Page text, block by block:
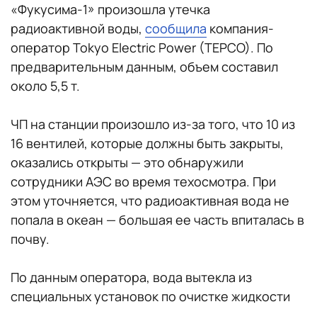
«Фукусима-1» произошла утечка
радиоактивной воды, сообщила компания-
оператор Tokyo Electric Power (TEPCO). По
предварительным данным, объем составил
около 5,5 т.
ЧП на станции произошло из-за того, что 10 из
16 вентилей, которые должны быть закрыты,
оказались открыты — это обнаружили
сотрудники АЭС во время техосмотра. При
этом уточняется, что радиоактивная вода не
попала в океан — большая ее часть впиталась в
почву.
По данным оператора, вода вытекла из
специальных установок по очистке жидкости